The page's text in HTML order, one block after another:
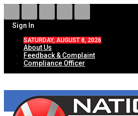
Sign In
SATURDAY, AUGUST 8, 2026
About Us
Feedback & Complaint
Compliance Officer
HOME